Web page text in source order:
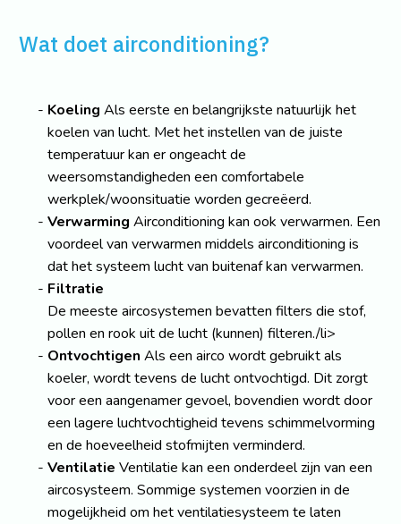
Wat doet airconditioning?
Koeling Als eerste en belangrijkste natuurlijk het
koelen van lucht. Met het instellen van de juiste
temperatuur kan er ongeacht de
weersomstandigheden een comfortabele
werkplek/woonsituatie worden gecreëerd.
Verwarming Airconditioning kan ook verwarmen. Een
voordeel van verwarmen middels airconditioning is
dat het systeem lucht van buitenaf kan verwarmen.
Filtratie
De meeste aircosystemen bevatten filters die stof,
pollen en rook uit de lucht (kunnen) filteren./li>
Ontvochtigen Als een airco wordt gebruikt als
koeler, wordt tevens de lucht ontvochtigd. Dit zorgt
voor een aangenamer gevoel, bovendien wordt door
een lagere luchtvochtigheid tevens schimmelvorming
en de hoeveelheid stofmijten verminderd.
Ventilatie Ventilatie kan een onderdeel zijn van een
aircosysteem. Sommige systemen voorzien in de
mogelijkheid om het ventilatiesysteem te laten